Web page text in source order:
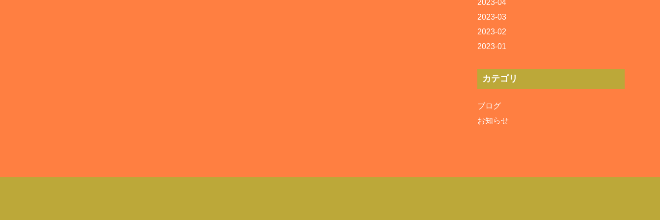
2023-04
2023-03
2023-02
2023-01
カテゴリ
ブログ
お知らせ